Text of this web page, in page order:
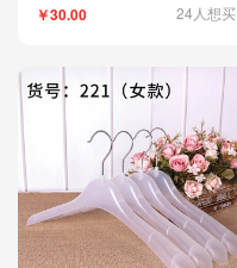
￥30.00 24人想买